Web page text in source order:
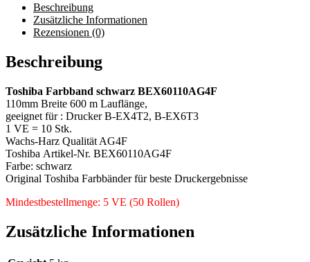
Beschreibung
Zusätzliche Informationen
Rezensionen (0)
Beschreibung
Toshiba Farbband schwarz BEX60110AG4F
110mm Breite 600 m Lauflänge,
geeignet für : Drucker B-EX4T2, B-EX6T3
1 VE = 10 Stk.
Wachs-Harz Qualität AG4F
Toshiba Artikel-Nr. BEX60110AG4F
Farbe: schwarz
Original Toshiba Farbbänder für beste Druckergebnisse
Mindestbestellmenge: 5 VE (50 Rollen)
Zusätzliche Informationen